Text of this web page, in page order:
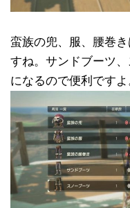
蛮族の兜、服、腰巻
すね。サンドブーツ
になるので便利ですよ